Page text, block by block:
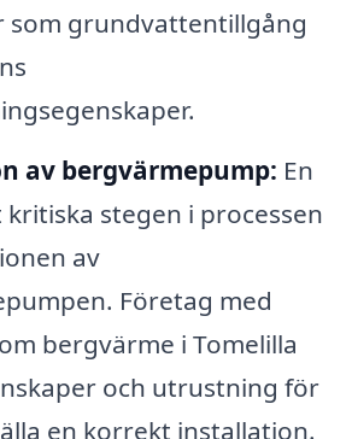
som grundvattentillgång
av bergvärmepump: En
kritiska stegen i processen
av
Företag med
bergvärme i Tomelilla
och utrustning för
en korrekt installation.